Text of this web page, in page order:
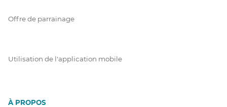
Offre de parrainage
Utilisation de l'application mobile
À PROPOS